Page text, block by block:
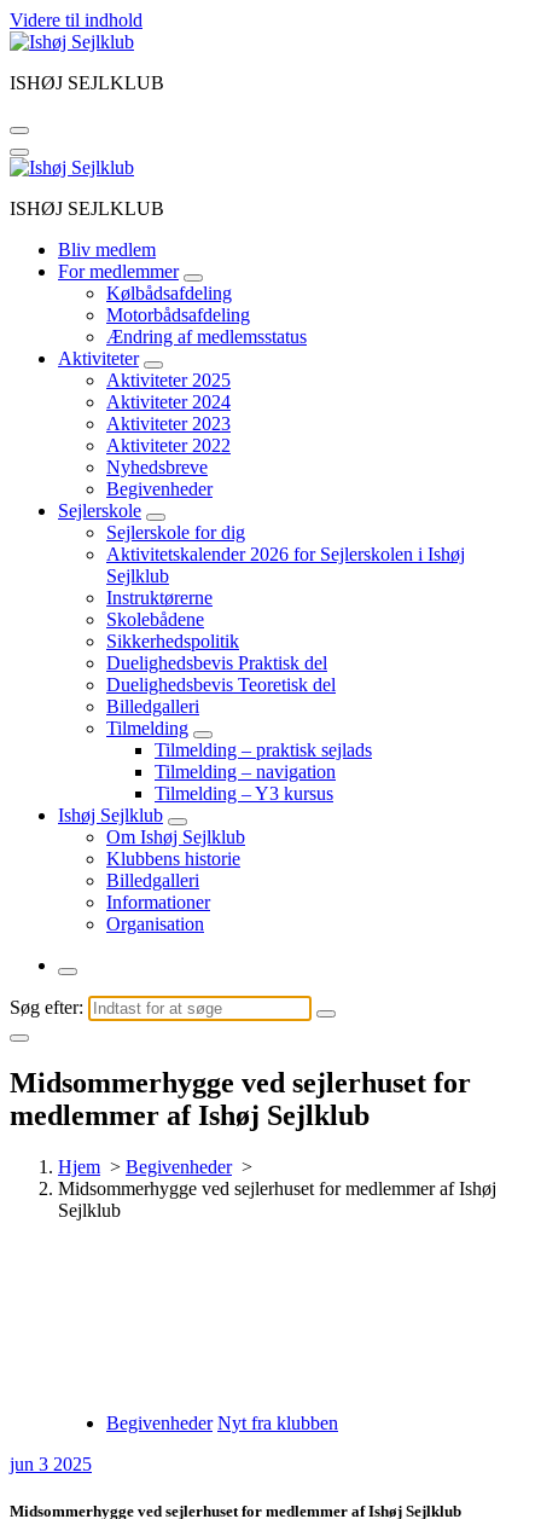
Videre til indhold
ISHØJ SEJLKLUB
ISHØJ SEJLKLUB
Bliv medlem
For medlemmer
Kølbådsafdeling
Motorbådsafdeling
Ændring af medlemsstatus
Aktiviteter
Aktiviteter 2025
Aktiviteter 2024
Aktiviteter 2023
Aktiviteter 2022
Nyhedsbreve
Begivenheder
Sejlerskole
Sejlerskole for dig
Aktivitetskalender 2026 for Sejlerskolen i Ishøj
Sejlklub
Instruktørerne
Skolebådene
Sikkerhedspolitik
Duelighedsbevis Praktisk del
Duelighedsbevis Teoretisk del
Billedgalleri
Tilmelding
Tilmelding – praktisk sejlads
Tilmelding – navigation
Tilmelding – Y3 kursus
Ishøj Sejlklub
Om Ishøj Sejlklub
Klubbens historie
Billedgalleri
Informationer
Organisation
Søg efter:
Midsommerhygge ved sejlerhuset for
medlemmer af Ishøj Sejlklub
Hjem > Begivenheder>
Midsommerhygge ved sejlerhuset for medlemmer af Ishøj
Sejlklub
Begivenheder Nyt fra klubben
jun 3 2025
Midsommerhygge ved sejlerhuset for medlemmer af Ishøj Sejlklub